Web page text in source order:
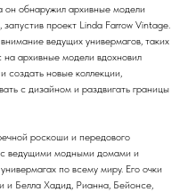
он обнаружил архивные модели
проект Linda Farrow Vintage.
ведущих универмагов, таких
архивные модели вдохновил
создать новые коллекции,
с дизайном и раздвигать границы
роскоши и передового
с ведущими модными домами и
по всему миру. Его очки
и Белла Хадид, Рианна, Бейонсе,